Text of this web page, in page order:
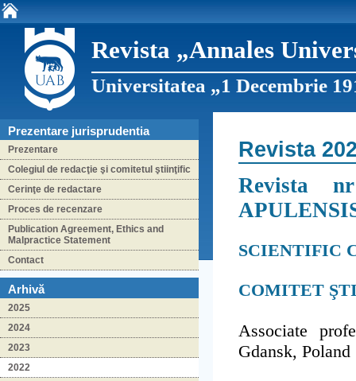
Revista „Annales
Universitatea „1 Decembrie
Prezentare jurisprudentia
Prezentare
Colegiul de redacţie şi comitetul ştiinţific
Cerinţe de redactare
Proces de recenzare
Publication Agreement, Ethics and
Malpractice Statement
Contact
Arhivă
2025
2024
2023
2022
Revista
Revista
SCIENTIFIC
COMITET
Associate
Gdansk, Poland